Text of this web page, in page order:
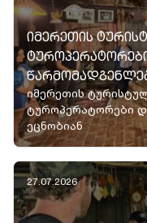
ᲘᲛᲔᲠᲔᲗᲘᲡ
იმერეთის
ტუროპერატორები
ეცნობიან
27.07.2026